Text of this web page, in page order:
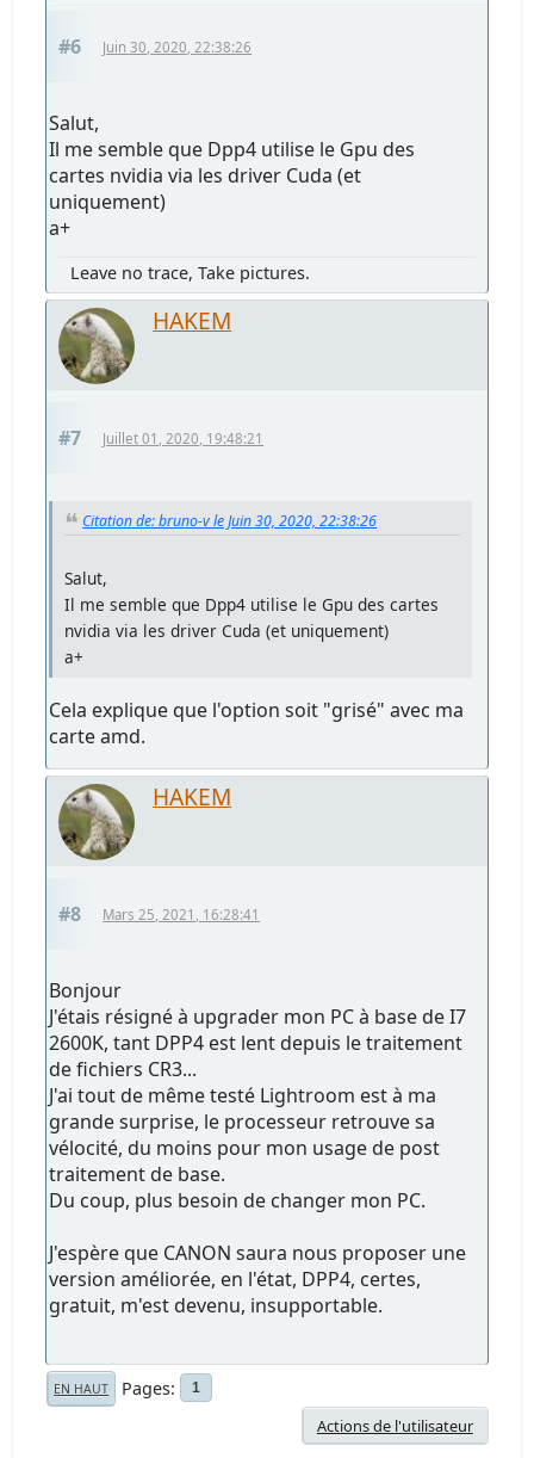
#6 Juin 30, 2020, 22:38:26
Salut,
Il me semble que Dpp4 utilise le Gpu des
cartes nvidia via les driver Cuda (et
uniquement)
a+
Leave no trace, Take pictures.
HAKEM
#7 Juillet 01, 2020, 19:48:21
Citation de: bruno-v le Juin 30, 2020, 22:38:26
Salut,
Il me semble que Dpp4 utilise le Gpu des cartes
nvidia via les driver Cuda (et uniquement)
a+
Cela explique que l'option soit "grisé" avec ma
carte amd.
HAKEM
#8 Mars 25, 2021, 16:28:41
Bonjour
J'étais résigné à upgrader mon PC à base de I7
2600K, tant DPP4 est lent depuis le traitement
de fichiers CR3...
J'ai tout de même testé Lightroom est à ma
grande surprise, le processeur retrouve sa
vélocité, du moins pour mon usage de post
traitement de base.
Du coup, plus besoin de changer mon PC.
J'espère que CANON saura nous proposer une
version améliorée, en l'état, DPP4, certes,
gratuit, m'est devenu, insupportable.
EN HAUT Pages 1
Actions de l'utilisateur